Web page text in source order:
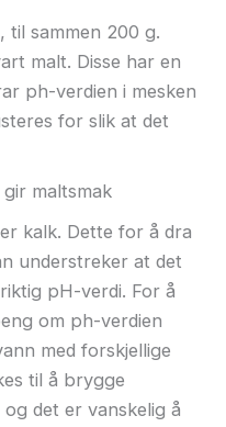
sammen 200 g.
malt. Disse har en
ph-verdien i mesken
for slik at det
maltsmak
kalk. Dette for å dra
understreker at det
pH-verdi. For å
om ph-verdien
med forskjellige
til å brygge
det er vanskelig å